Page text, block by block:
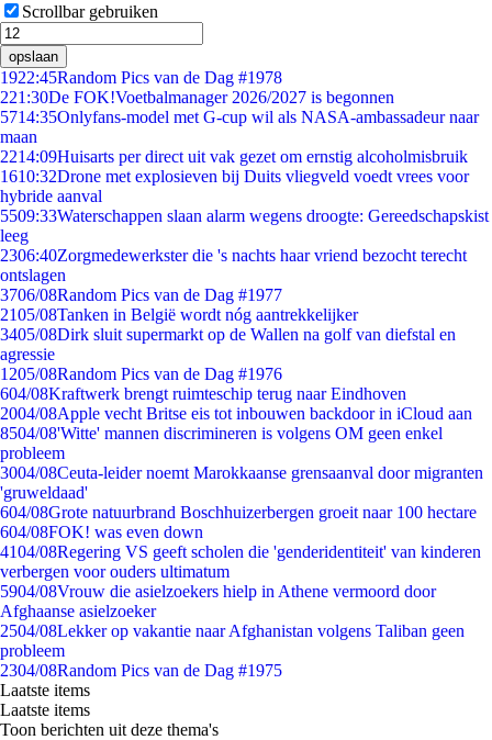
Scrollbar gebruiken
opslaan
1922:45Random Pics van de Dag #1978
221:30De FOK!Voetbalmanager 2026/2027 is begonnen
5714:35Onlyfans-model met G-cup wil als NASA-ambassadeur naar
maan
2214:09Huisarts per direct uit vak gezet om ernstig alcoholmisbruik
1610:32Drone met explosieven bij Duits vliegveld voedt vrees voor
hybride aanval
5509:33Waterschappen slaan alarm wegens droogte: Gereedschapskist
leeg
2306:40Zorgmedewerkster die 's nachts haar vriend bezocht terecht
ontslagen
3706/08Random Pics van de Dag #1977
2105/08Tanken in België wordt nóg aantrekkelijker
3405/08Dirk sluit supermarkt op de Wallen na golf van diefstal en
agressie
1205/08Random Pics van de Dag #1976
604/08Kraftwerk brengt ruimteschip terug naar Eindhoven
2004/08Apple vecht Britse eis tot inbouwen backdoor in iCloud aan
8504/08'Witte' mannen discrimineren is volgens OM geen enkel
probleem
3004/08Ceuta-leider noemt Marokkaanse grensaanval door migranten
'gruweldaad'
604/08Grote natuurbrand Boschhuizerbergen groeit naar 100 hectare
604/08FOK! was even down
4104/08Regering VS geeft scholen die 'genderidentiteit' van kinderen
verbergen voor ouders ultimatum
5904/08Vrouw die asielzoekers hielp in Athene vermoord door
Afghaanse asielzoeker
2504/08Lekker op vakantie naar Afghanistan volgens Taliban geen
probleem
2304/08Random Pics van de Dag #1975
Laatste items
Laatste items
Toon berichten uit deze thema's